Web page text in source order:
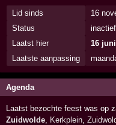
Lid sinds
16
Status
inactief
Laatst hier
16
Laatste aanpassing
Agenda
Laatst bezochte feest was op
Zuidwolde Kerkplein ,